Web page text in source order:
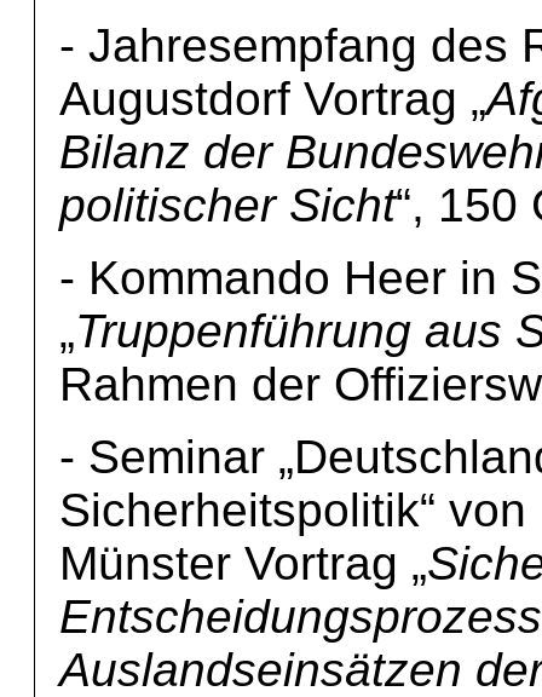
- Jahresempfang des
Augustdorf Vortrag „
Bilanz der
politischer Sicht“,
- Kommando Heer in
„Truppenführung aus
Rahmen der
- Seminar
Sicherheitspolitik“
Münster Vortrag „
Auslandseinsätzen